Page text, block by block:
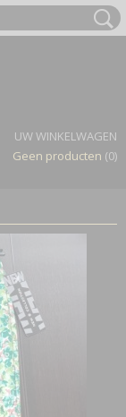
UW WINKELWAGEN
Geen producten (0)